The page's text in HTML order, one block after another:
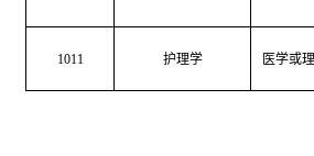
1011 护理学 医学或